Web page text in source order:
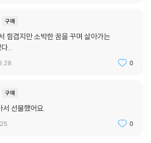
없는 게 너무 많았다.”
넘어져 선지가 담긴 들통을 엎고 피범벅이 되어
난의 무게가 얼마만 한 것인지를 확인케 하며 독
한 냄새가 맡아지는 것 같다. 그것은 황룡동 도살
고, 부산물을 넣고 끓인 선짓국 냄새이기도 하고,
구매
힘겹지만 소박한 꿈을 꾸며 살아가는
...
0
구매
서 선물했어요.
0